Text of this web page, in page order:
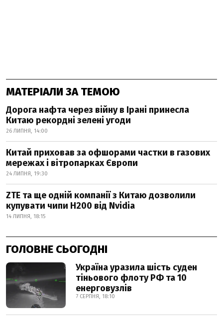
МАТЕРІАЛИ ЗА ТЕМОЮ
Дорога нафта через війну в Ірані принесла
Китаю рекордні зелені угоди
26 ЛИПНЯ, 14:00
Китай приховав за офшорами частки в газових
мережах і вітропарках Європи
24 ЛИПНЯ, 19:30
ZTE та ще одній компанії з Китаю дозволили
купувати чипи H200 від Nvidia
14 ЛИПНЯ, 18:15
ГОЛОВНЕ СЬОГОДНІ
Україна уразила шість суден
тіньового флоту РФ та 10
енерговузлів
7 СЕРПНЯ, 18:10